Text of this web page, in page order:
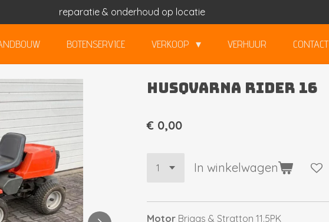
reparatie & onderhoud op locatie
BOTENSERVICE VERKOOP VERHUUR CONTACT
HUSQVARNA Rider 16
€ 0,00
In winkelwagen
Motor Briggs & Stratton 11.5PK